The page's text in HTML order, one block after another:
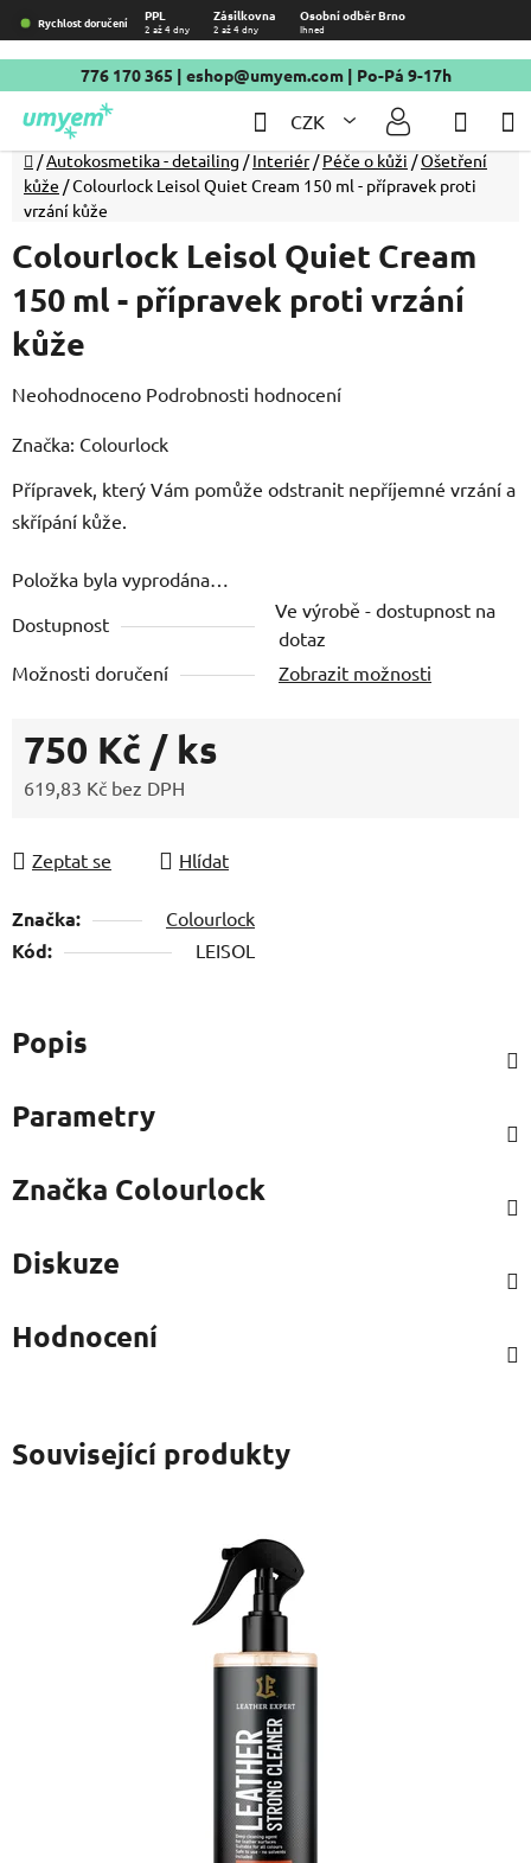
Přejít
na
obsah
Rychlost doručení PPL Zásilkovna Osobní odběr Brno
2 až 4 dny 2 až 4 dny Ihned
776 170 365 | eshop@umyem.com| Po-Pá 9-17h
CZK
Hledat
Domů
/Autokosmetika - detailing / Interiér / Péče o kůži /Ošetření
kůže /Colourlock Leisol Quiet Cream 150 ml - přípravek proti
vrzání kůže
Přípravek, který Vám pomůže odstranit nepříjemné vrzání a
skřípání kůže.
Položka byla vyprodána…
Dostupnost
Ve výrobě - dostupnost na
dotaz
Možnosti doručení
Zobrazit možnosti
750 Kč / ks
619,83 Kč bez DPH
Zeptat se
Hlídat
Značka: Colourlock
Kód: LEISOL
Colourlock Leisol Quiet Cream
150 ml - přípravek proti vrzání
kůže
Průměrné
produktu
je
0,0
5
hvězdiček.
Neohodnoceno Podrobnosti hodnocení
Značka: Colourlock
Popis
Parametry
Značka Colourlock
Diskuze
Hodnocení
Související produkty